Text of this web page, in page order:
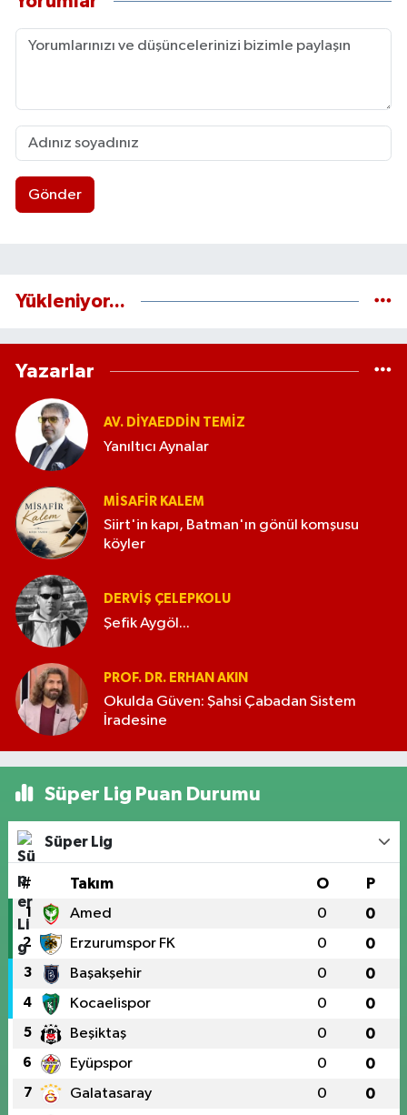
Gönder
Yükleniyor...
Yazarlar
AV. DIYAEDDIN TEMIZ
Yanıltıcı Aynalar
MISAFIR KALEM
Siirt'in kapı, Batman'ın gönül komşusu
köyler
DERVIŞ ÇELEPKOLU
Şefik Aygöl...
PROF. DR. ERHAN AKIN
Okulda Güven: Şahsi Çabadan Sistem
İradesine
Süper Lig Puan Durumu
Süper Lig
# Takım O P
1 Amed 0 0
2 Erzurumspor FK 0 0
3 Başakşehir 0 0
4 Kocaelispor 0 0
5 Beşiktaş 0 0
6 Eyüpspor 0 0
7 Galatasaray 0 0